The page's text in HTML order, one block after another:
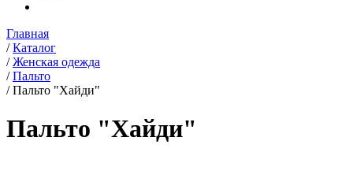
Главная
/ Каталог
/ Женская одежда
/ Пальто
/ Пальто "Хайди"
Пальто "Хайди"